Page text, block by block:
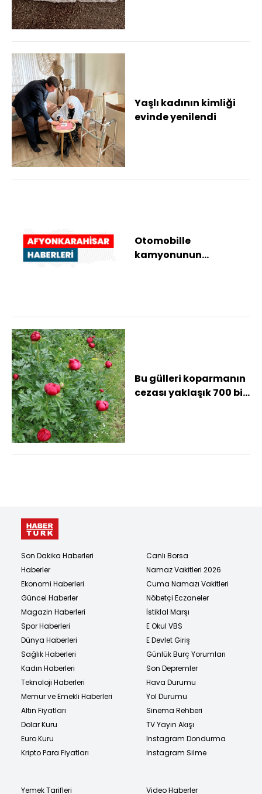
Yaşlı kadının kimliği
evinde yenilendi
Otomobille
kamyonunun
Bu gülleri koparmanın
cezası yaklaşık 700 bin
Son Dakika Haberleri
Haberler
Ekonomi Haberleri
Güncel Haberler
Magazin Haberleri
Spor Haberleri
Dünya Haberleri
Sağlık Haberleri
Kadın Haberleri
Teknoloji Haberleri
Memur ve Emekli Haberleri
Altın Fiyatları
Dolar Kuru
Euro Kuru
Kripto Para Fiyatları
Canlı Borsa
Namaz Vakitleri 2026
Cuma Namazı Vakitleri
Nöbetçi Eczaneler
İstiklal Marşı
E Okul VBS
E Devlet Giriş
Günlük Burç Yorumları
Son Depremler
Hava Durumu
Yol Durumu
Sinema Rehberi
TV Yayın Akışı
Instagram Dondurma
Instagram Silme
Yemek Tarifleri
Video Haberler